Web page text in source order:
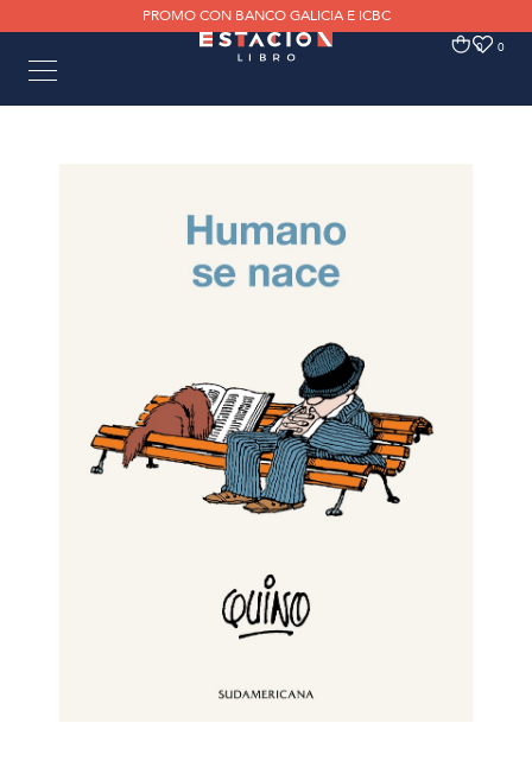
PROMO CON BANCO GALICIA E ICBC
0 0